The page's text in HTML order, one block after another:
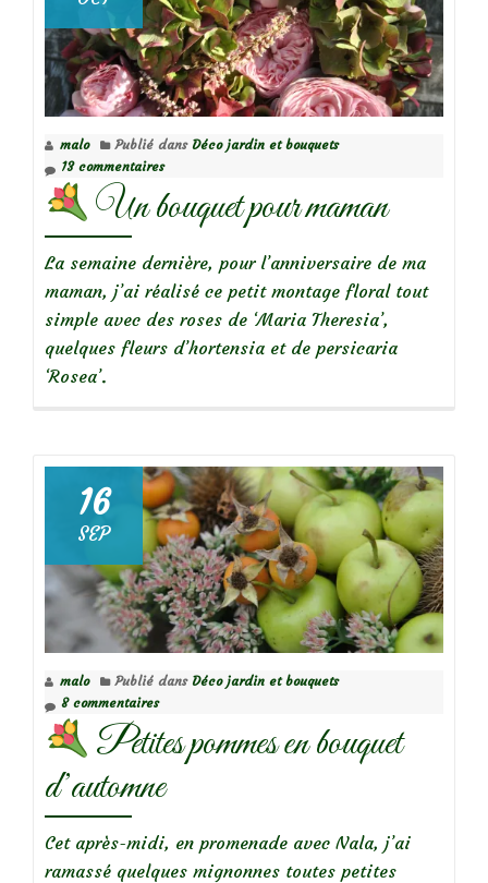
malo Publié dans Déco jardin et bouquets
13 commentaires
Un bouquet pour maman
La semaine dernière, pour l’anniversaire de ma
maman, j’ai réalisé ce petit montage floral tout
simple avec des roses de ‘Maria Theresia’,
quelques fleurs d’hortensia et de persicaria
‘Rosea’.
16
SEP
malo Publié dans Déco jardin et bouquets
8 commentaires
Petites pommes en bouquet
d’automne
Cet après-midi, en promenade avec Nala, j’ai
ramassé quelques mignonnes toutes petites